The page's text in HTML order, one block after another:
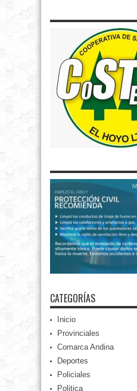
CATEGORÍAS
Inicio
Provinciales
Comarca Andina
Deportes
Policiales
Politica